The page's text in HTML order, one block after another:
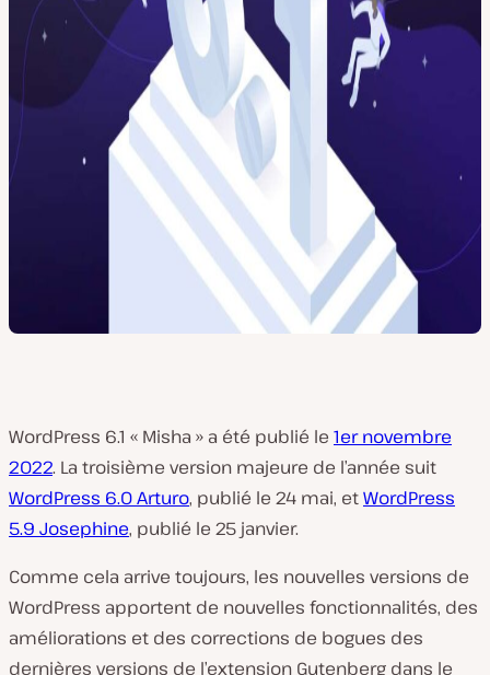
WordPress 6.1 « Misha » a été publié le 1er novembre
2022. La troisième version majeure de l’année suit
WordPress 6.0 Arturo, publié le 24 mai, etWordPress
5.9 Josephine, publié le 25 janvier.
Comme cela arrive toujours, les nouvelles versions de
WordPress apportent de nouvelles fonctionnalités, des
améliorations et des corrections de bogues des
dernières versions de l’extension Gutenberg dans le